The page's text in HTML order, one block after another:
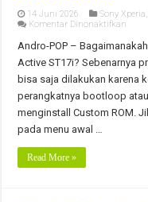
14 Juni 2026 Sony Xperia,
Komentar Dinonaktifkan
Sony
ST17i
Andro-POP –
Active ST17i? Sebenarnya
bisa saja dilakukan karena
perangkatnya bootloop
menginstall Custom ROM.
pada menu awal …
Read More »